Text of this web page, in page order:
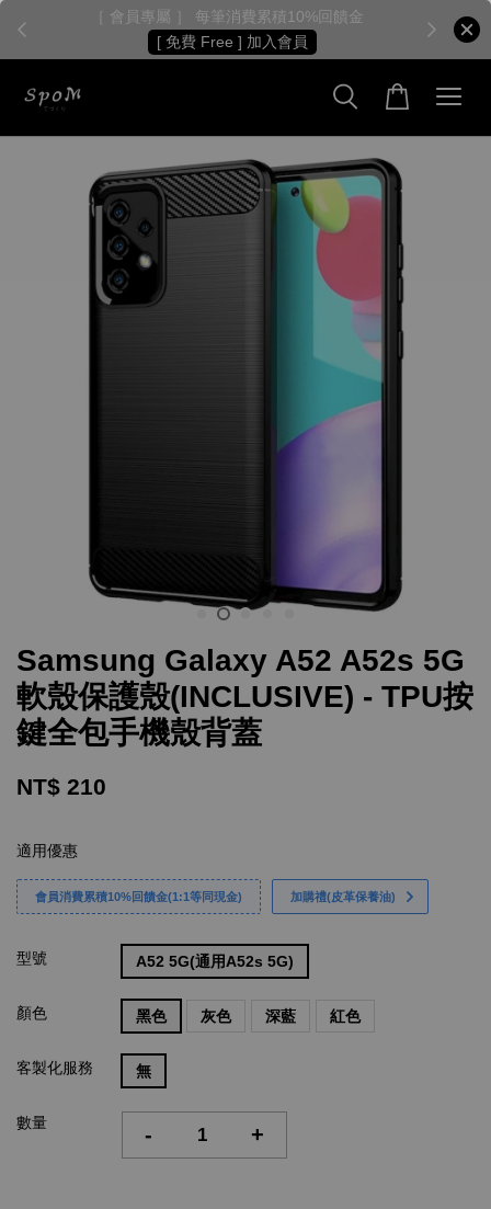
［ 會員專屬 ］ 每筆消費累積10%回饋金
[ 免費 Free ] 加入會員
Samsung Galaxy A52 A52s 5G
軟殼保護殼(INCLUSIVE) - TPU按
鍵全包手機殼背蓋
NT$ 210
適用優惠
會員消費累積10%回饋金(1:1等同現金) 加購禮(皮革保養油)
型號 A52 5G(通用A52s 5G)
顏色 黑色 灰色 深藍 紅色
客製化服務 無
數量 - +